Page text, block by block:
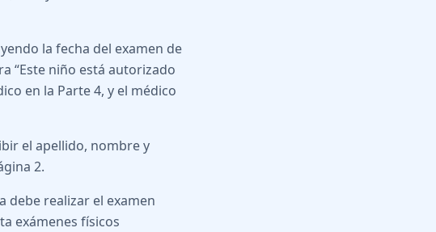
la fecha del examen de
“Este niño está autorizado
en la Parte 4, y el médico
el apellido, nombre y
2.
realizar el examen
exámenes físicos